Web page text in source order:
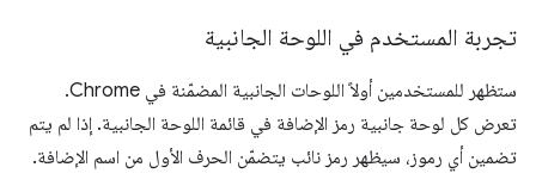
تجربة المستخدم في اللوحة الجانبية
ستظهر للمستخدمين أولاً اللوحات الجانبية المضمّنة في Chrome.
تعرض كل لوحة جانبية رمز الإضافة في قائمة اللوحة الجانبية. إذا لم يتم
تضمين أي رموز، سيظهر رمز نائب يتضمّن الحرف الأول من اسم الإضافة.